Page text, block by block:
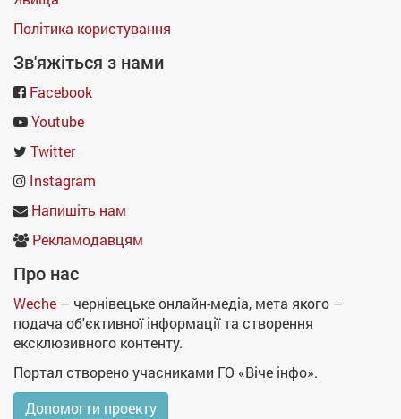
Політика користування
Зв'яжіться з нами
Facebook
Youtube
Twitter
Instagram
Напишіть нам
Рекламодавцям
Про нас
Weche – чернівецьке онлайн-медіа, мета якого –
подача об'єктивної інформації та створення
ексклюзивного контенту.
Портал створено учасниками ГО «Віче інфо».
Допомогти проекту